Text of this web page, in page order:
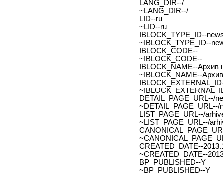
LANG_DIR--/
~LANG_DIR--/
LID--ru
~LID--ru
IBLOCK_TYPE_ID--
~IBLOCK_TYPE_ID--
IBLOCK_CODE--
~IBLOCK_CODE--
IBLOCK_NAME--Архив
~IBLOCK_NAME--
DETAIL_PAGE_URL--/
~DETAIL_PAGE_URL--/
LIST_PAGE_URL--/
~LIST_PAGE_URL--/
CREATED_DATE--
~CREATED_DATE--
BP_PUBLISHED--Y
~BP_PUBLISHED--Y